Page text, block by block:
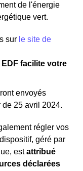
de l'énergie
vert.
sur le site de
facilite votre
envoyés
25 avril 2024.
régler vos
géré par
estattribué
déclarées